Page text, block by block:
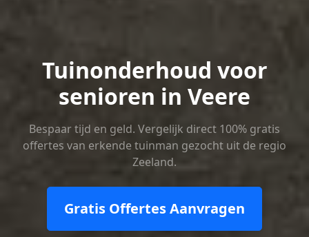
Tuinonderhoud voor
senioren in Veere
Bespaar tijd en geld. Vergelijk direct 100% gratis
offertes van erkende tuinman gezocht uit de regio
Zeeland.
Gratis Offertes Aanvragen